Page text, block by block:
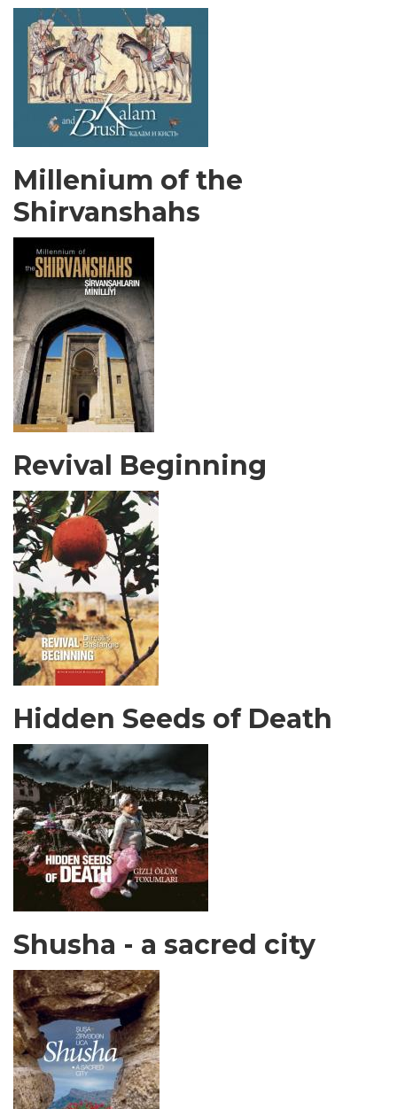
Millenium of the
Shirvanshahs
Revival Beginning
Hidden Seeds of Death
Shusha - a sacred city